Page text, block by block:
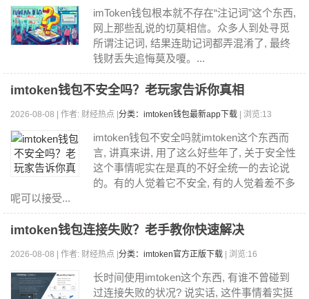
imToken钱包根本就不存在“注记词”这个东西,
网上那些乱说的切莫相信。众多人到处寻觅
所谓注记词, 结果连助记词都弄混淆了, 最终
钱财丢失追悔莫及嗄。...
imtoken钱包不安全吗？老玩家告诉你真相
2026-08-08 | 作者: 财经热点 | 分类：imtoken钱包最新app下载 | 浏览:13
imtoken钱包不安全吗就imtoken这个东西而
言, 讲真来讲, 用了这么好些年了, 关于安全性
这个事情呢实在是真的不好全统一的去论说
的。有的人觉着它不安全, 有的人觉着差不多
呢可以接受...
imtoken钱包连接失败？老手教你快速解决
2026-08-08 | 作者: 财经热点 | 分类：imtoken官方正版下载 | 浏览:16
长时间使用imtoken这个东西, 有谁不曾碰到
过连接失败的状况? 说实话, 这件事情着实挺